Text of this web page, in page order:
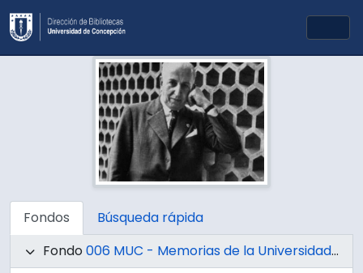
Skip to main content
Fondos
Búsqueda rápida
Fondo 006 MUC - Memorias de la Universidad de Concepción